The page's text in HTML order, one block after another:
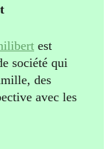
est
société qui
des
avec les